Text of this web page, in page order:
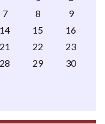
7 8
9
14 15
16
21 22
23
28 29
30